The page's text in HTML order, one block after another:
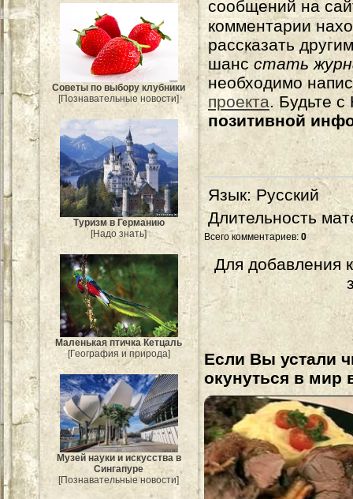
Советы по выбору клубники
[Познавательные новости]
Туризм в Германию
[Надо знать]
Маленькая птичка Кетцаль
[География и природа]
Музей науки и искусства в
Сингапуре
[Познавательные новости]
сообщений на
комментарии
рассказать
шанс стать
необходимо
проекта. Будьте
позитивной
Язык: Русский
Длительность
Всего комментариев: 0
Для добавления
Если Вы устали
окунуться в мир